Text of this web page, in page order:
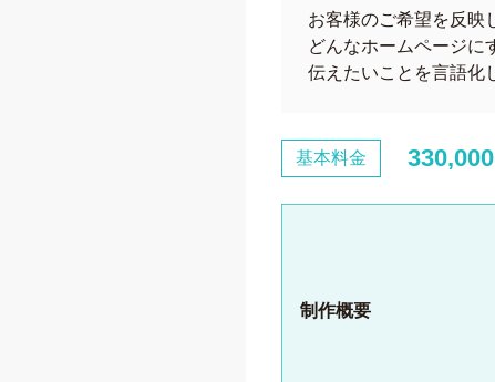
お客様のご希望を反映
どんなホームページに
伝えたいことを言語化
基本料金
制作概要